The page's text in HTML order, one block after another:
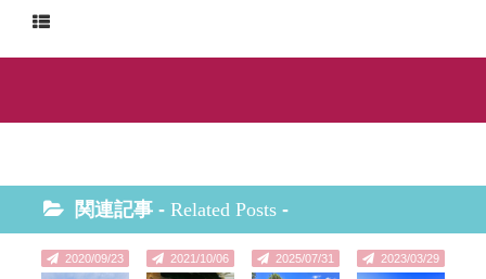
関連記事 - Related Posts -
2020/09/23 2021/10/06 2025/07/31 2023/03/29